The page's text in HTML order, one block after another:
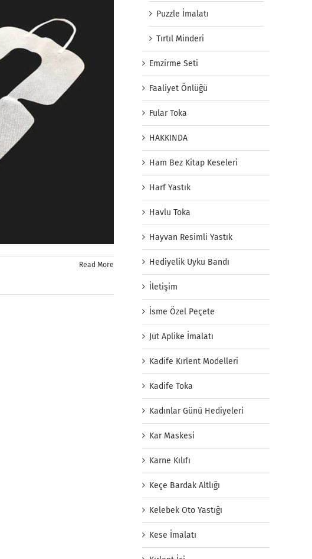
Read More
Puzzle İmalatı
Tırtıl Minderi
Emzirme Seti
Faaliyet Önlüğü
Fular Toka
HAKKINDA
Ham Bez Kitap Keseleri
Harf Yastık
Havlu Toka
Hayvan Resimli Yastık
Hediyelik Uyku Bandı
İletişim
İsme Özel Peçete
Jüt Aplike İmalatı
Kadife Kırlent Modelleri
Kadife Toka
Kadınlar Günü Hediyeleri
Kar Maskesi
Karne Kılıfı
Keçe Bardak Altlığı
Kelebek Oto Yastığı
Kese İmalatı